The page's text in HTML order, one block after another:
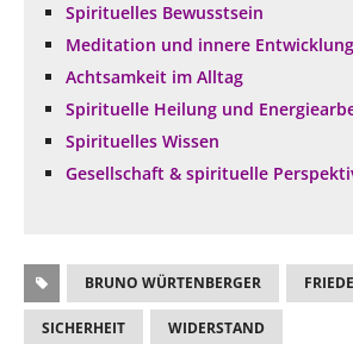
Spirituelles Bewusstsein
Meditation und innere Entwicklung
Achtsamkeit im Alltag
Spirituelle Heilung und
Spirituelles Wissen
Gesellschaft & spirituelle
BRUNO WÜRTENBERGER
SICHERHEIT WIDERSTAND